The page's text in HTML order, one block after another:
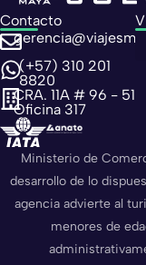
Contacto
(+57) 310 201
8820
CRA. 11A # 96 - 51
Oficina 317
Ministerio de
desarrollo de lo
agencia advierte al
menores de